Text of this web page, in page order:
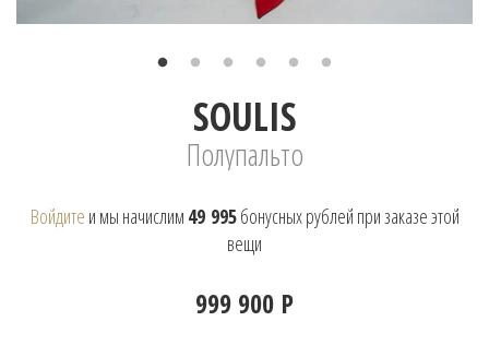
SOULIS
Полупальто
Войдите и мы начислим 49 995бонусных рублей при заказе этой
вещи
999 900 Р